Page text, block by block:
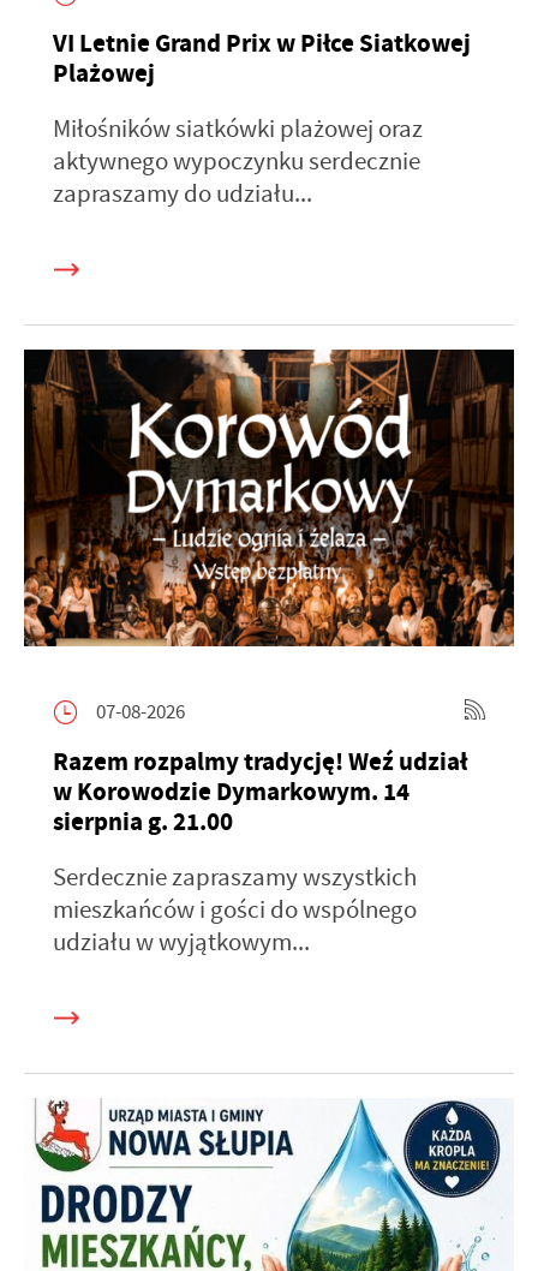
VI Letnie Grand Prix w Piłce Siatkowej
Plażowej
Miłośników siatkówki plażowej oraz
aktywnego wypoczynku serdecznie
zapraszamy do udziału...
07-08-2026
Razem rozpalmy tradycję! Weź udział
w Korowodzie Dymarkowym. 14
sierpnia g. 21.00
Serdecznie zapraszamy wszystkich
mieszkańców i gości do wspólnego
udziału w wyjątkowym...